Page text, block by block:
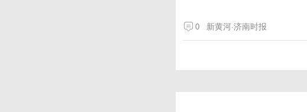
0 新黄河·济南时报